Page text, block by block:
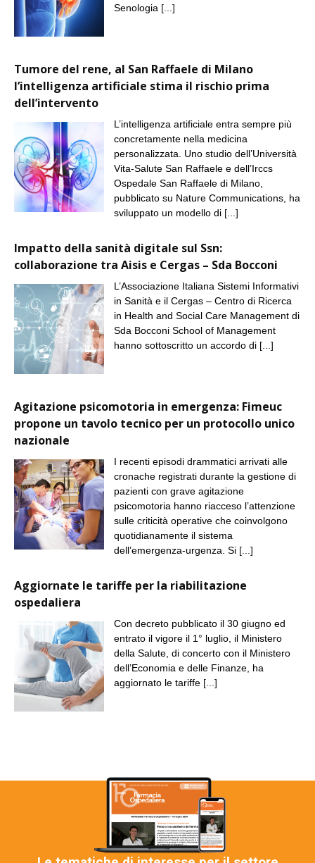
Senologia [...]
Tumore del rene, al San Raffaele di Milano
l’intelligenza artificiale stima il rischio prima
dell’intervento
L’intelligenza artificiale entra sempre più
concretamente nella medicina
personalizzata. Uno studio dell’Università
Vita-Salute San Raffaele e dell’Irccs
Ospedale San Raffaele di Milano,
pubblicato su Nature Communications, ha
sviluppato un modello di [...]
Impatto della sanità digitale sul Ssn:
collaborazione tra Aisis e Cergas – Sda Bocconi
L’Associazione Italiana Sistemi Informativi
in Sanità e il Cergas – Centro di Ricerca
in Health and Social Care Management di
Sda Bocconi School of Management
hanno sottoscritto un accordo di [...]
Agitazione psicomotoria in emergenza: Fimeuc
propone un tavolo tecnico per un protocollo unico
nazionale
I recenti episodi drammatici arrivati alle
cronache registrati durante la gestione di
pazienti con grave agitazione
psicomotoria hanno riacceso l’attenzione
sulle criticità operative che coinvolgono
quotidianamente il sistema
dell’emergenza-urgenza. Si [...]
Aggiornate le tariffe per la riabilitazione
ospedaliera
Con decreto pubblicato il 30 giugno ed
entrato il vigore il 1° luglio, il Ministero
della Salute, di concerto con il Ministero
dell’Economia e delle Finanze, ha
aggiornato le tariffe [...]